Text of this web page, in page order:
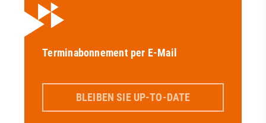
Terminabonnement per E-Mail
BLEIBEN SIE UP-TO-DATE